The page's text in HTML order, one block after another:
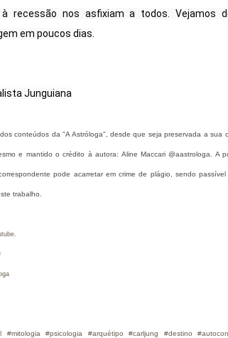
recessão nos asfixiam a todos. Vejamos
em poucos dias.
conteúdos da "A Astróloga", desde que seja preservada a sua
e mantido o crédito à autora: Aline Maccari @aastrologa. A
pode acarretar em crime de plágio, sendo
trabalho.
#mitologia #psicologia #arquétipo #carljung #destino